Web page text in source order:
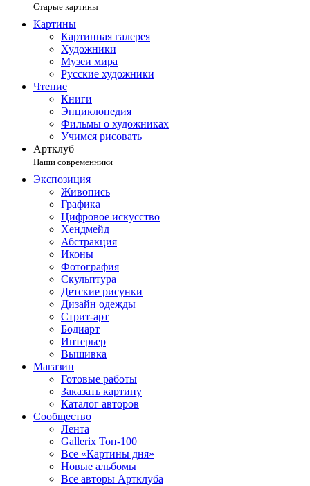
Старые картины
Картины
Картинная галерея
Художники
Музеи мира
Русские художники
Чтение
Книги
Энциклопедия
Фильмы о художниках
Учимся рисовать
Артклуб
Наши современники
Экспозиция
Живопись
Графика
Цифровое искусство
Хендмейд
Абстракция
Иконы
Фотография
Скульптура
Детские рисунки
Дизайн одежды
Стрит-арт
Бодиарт
Интерьер
Вышивка
Магазин
Готовые работы
Заказать картину
Каталог авторов
Сообщество
Лента
Gallerix Топ-100
Все «Картины дня»
Новые альбомы
Все авторы Артклуба